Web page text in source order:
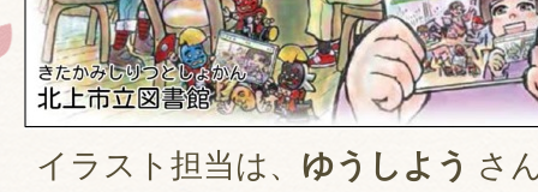
イラスト担当は、 ゆうしよう さ